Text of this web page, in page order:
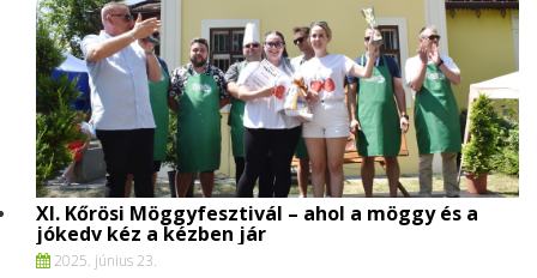
XI. Kőrösi Möggyfesztivál – ahol a möggy és a
jókedv kéz a kézben jár
2025. június 23.